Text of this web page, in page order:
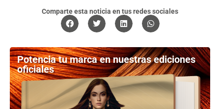
Comparte esta noticia en tus redes sociales
Potencia tu marca en nuestras ediciones
oficiales